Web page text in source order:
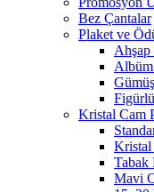
Bez Çantalar
Plaket ve
Ahşap
Kristal Cam
Kristal
Tabak
Mavi